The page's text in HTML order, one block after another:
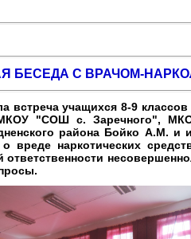
БЕСЕДА С ВРАЧОМ-
встреча учащихся 8-9
МКОУ "СОШ с. Заречного",
района Бойко А.М.
вреде наркотических
ответственности